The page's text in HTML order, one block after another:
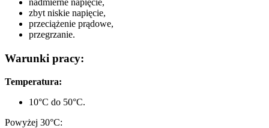
nadmierne napięcie,
zbyt niskie napięcie,
przeciążenie prądowe,
przegrzanie.
Warunki pracy:
Temperatura:
10°C do 50°C.
Powyżej 30°C: